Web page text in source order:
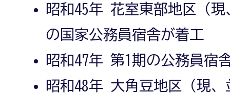
昭和45年 花室東部地区（
の国家公務員宿舎が着工
昭和47年 第1期の公務員宿
昭和48年 大角豆地区（現